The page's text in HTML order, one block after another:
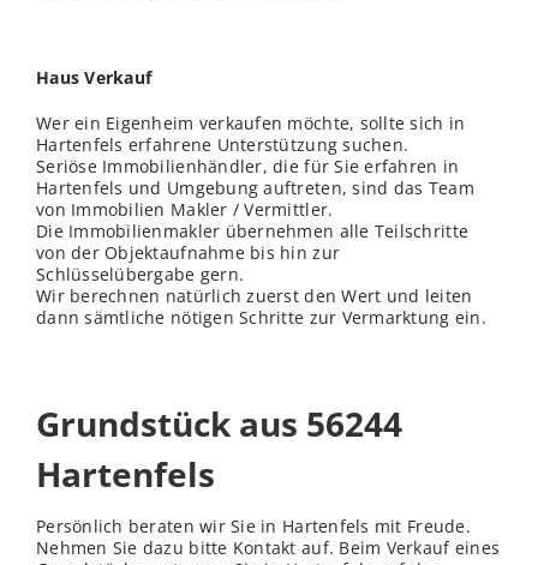
Haus Verkauf
Wer ein Eigenheim verkaufen möchte, sollte sich in
Hartenfels erfahrene Unterstützung suchen.
Seriöse Immobilienhändler, die für Sie erfahren in
Hartenfels und Umgebung auftreten, sind das Team
von Immobilien Makler / Vermittler.
Die Immobilienmakler übernehmen alle Teilschritte
von der Objektaufnahme bis hin zur
Schlüsselübergabe gern.
Wir berechnen natürlich zuerst den Wert und leiten
dann sämtliche nötigen Schritte zur Vermarktung ein.
Grundstück aus 56244
Hartenfels
Persönlich beraten wir Sie in Hartenfels mit Freude.
Nehmen Sie dazu bitte Kontakt auf. Beim Verkauf eines